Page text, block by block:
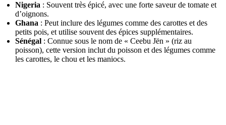
Nigeria : Souvent très épicé, avec une forte saveur de tomate et
d’oignons.
Ghana : Peut inclure des légumes comme des carottes et des
petits pois, et utilise souvent des épices supplémentaires.
Sénégal : Connue sous le nom de « Ceebu Jën » (riz au
poisson), cette version inclut du poisson et des légumes comme
les carottes, le chou et les maniocs.